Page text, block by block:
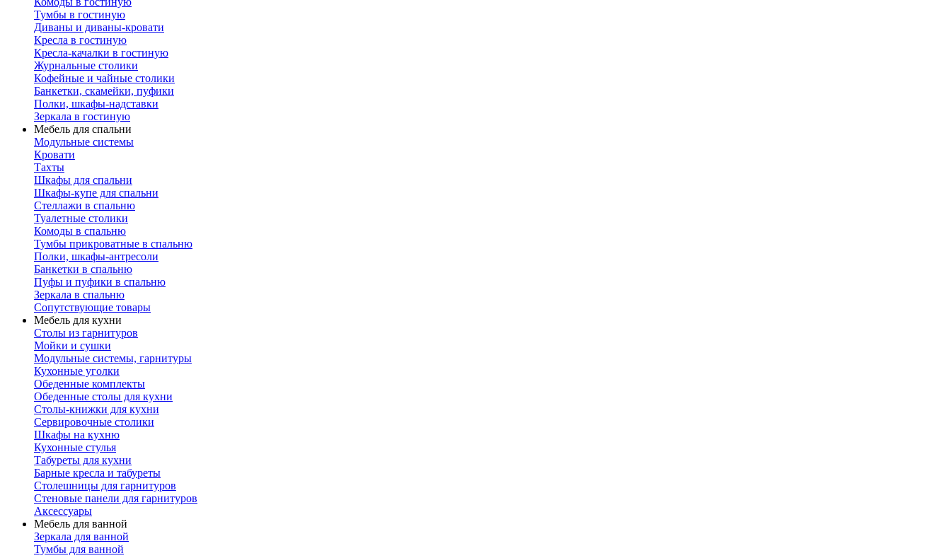
Тумбы в гостиную
Диваны и диваны-кровати
Кресла в гостиную
Кресла-качалки в гостиную
Журнальные столики
Кофейные и чайные столики
Банкетки, скамейки, пуфики
Полки, шкафы-надставки
Зеркала в гостиную
Мебель для спальни
Модульные системы
Кровати
Тахты
Шкафы для спальни
Шкафы-купе для спальни
Стеллажи в спальню
Туалетные столики
Комоды в спальню
Тумбы прикроватные в спальню
Полки, шкафы-антресоли
Банкетки в спальню
Пуфы и пуфики в спальню
Зеркала в спальню
Сопутствующие товары
Мебель для кухни
Столы из гарнитуров
Мойки и сушки
Модульные системы, гарнитуры
Кухонные уголки
Обеденные комплекты
Обеденные столы для кухни
Столы-книжки для кухни
Сервировочные столики
Шкафы на кухню
Кухонные стулья
Табуреты для кухни
Барные кресла и табуреты
Столешницы для гарнитуров
Стеновые панели для гарнитуров
Аксессуары
Мебель для ванной
Зеркала для ванной
Тумбы для ванной